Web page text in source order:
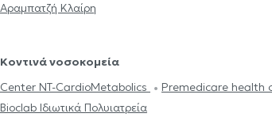
Αραμπατζή Κλαίρη
Κοντινά νοσοκομεία
Center NT-CardioMetabolics
Premedicare health
Bioclab Ιδιωτικά Πολυιατρεία